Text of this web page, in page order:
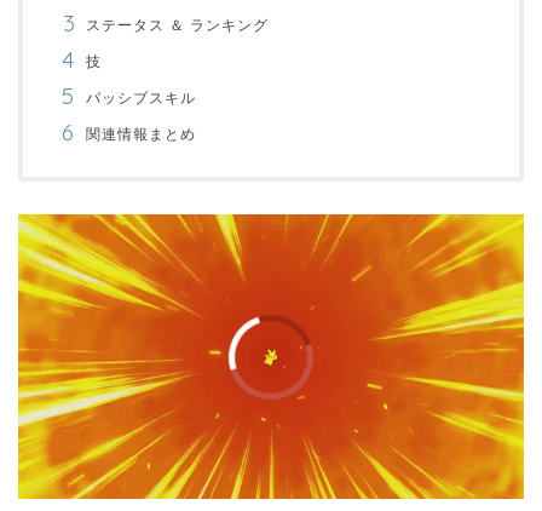
ステータス ＆ ランキング
技
パッシブスキル
関連情報まとめ
00:00 /01:00